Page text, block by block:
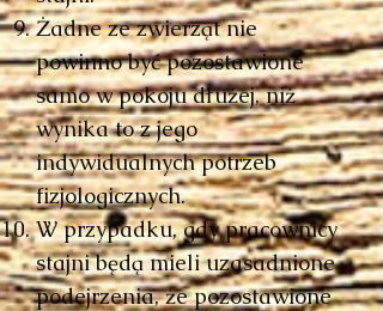
Żadne ze zwierząt nie
powinno być pozostawione
samo w pokoju dłużej, niż
wynika to z jego
indywidualnych potrzeb
fizjologicznych.
W przypadku, gdy pracownicy
stajni będą mieli uzasadnione
podejrzenia, że pozostawione